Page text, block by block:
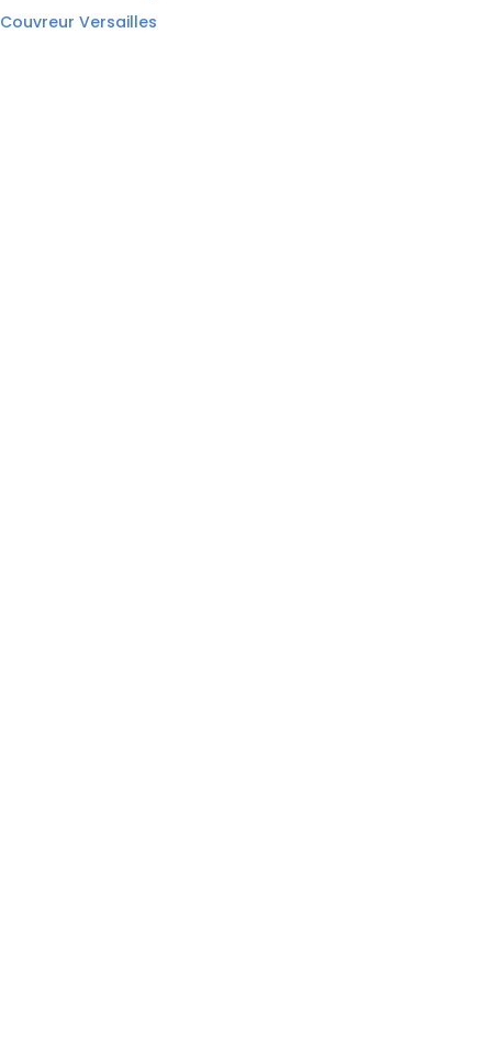
Couvreur Versailles